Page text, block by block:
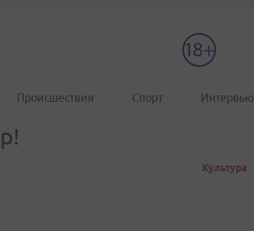
Происшествия Спорт Интервью
Культура